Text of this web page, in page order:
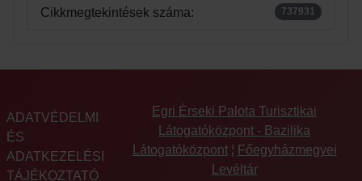
Cikkmegtekintések száma: 737931
ADATVÉDELMI
ÉS
ADATKEZELÉSI
TÁJÉKOZTATÓ
Egri Érseki Palota Turisztikai
Látogatóközpont - Bazilika
Látogatóközpont¦ Főegyházmegyei
Levéltár